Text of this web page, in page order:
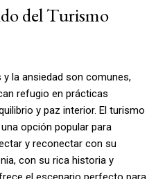
del Turismo
la ansiedad son comunes,
refugio en prácticas
y paz interior. El turismo
opción popular para
y reconectar con su
con su rica historia y